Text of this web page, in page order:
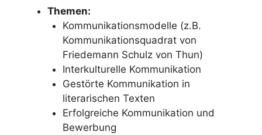
Themen:
Kommunikationsmodelle (z.B.
Kommunikationsquadrat von
Friedemann Schulz von Thun)
Interkulturelle Kommunikation
Gestörte Kommunikation in
literarischen Texten
Erfolgreiche Kommunikation und
Bewerbung